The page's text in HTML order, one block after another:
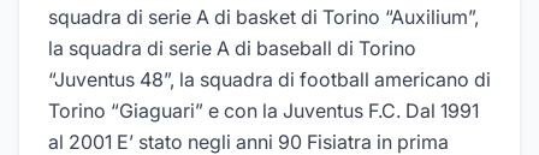
squadra di serie A di basket di Torino “Auxilium”,
la squadra di serie A di baseball di Torino
“Juventus 48”, la squadra di football americano di
Torino “Giaguari” e con la Juventus F.C. Dal 1991
al 2001 E’ stato negli anni 90 Fisiatra in prima